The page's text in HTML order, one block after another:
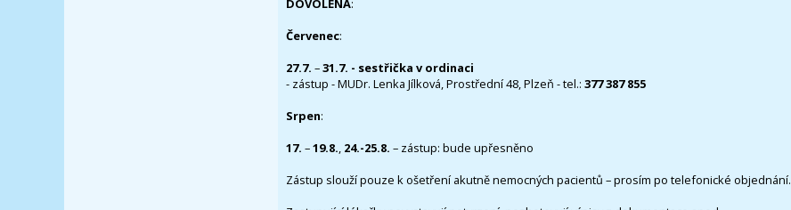
DOVOLENÁ:
Červenec:
27.7. –31.7. - sestřička v ordinaci
- zástup - MUDr. Lenka Jílková, Prostřední 48, Plzeň - tel.: 377 387 855
Srpen:
17. –19.8., 24.-25.8. – zástup: bude upřesněno
Zástup slouží pouze k ošetření akutně nemocných pacientů – prosím po telefonické objednání.